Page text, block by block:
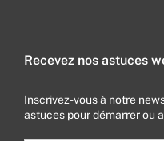
Recevez nos astuces
Inscrivez-vous à notre
astuces pour démarrer ou